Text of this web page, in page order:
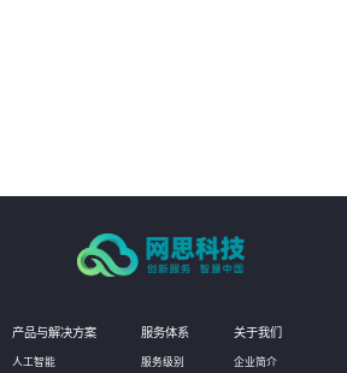
产品与解决方案
人工智能
服务体系
服务级别
关于我们
企业简介